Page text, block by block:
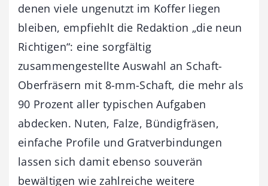
denen viele ungenutzt im Koffer liegen
bleiben, empfiehlt die Redaktion „die neun
Richtigen“: eine sorgfältig
zusammengestellte Auswahl an Schaft-
Oberfräsern mit 8-mm-Schaft, die mehr als
90 Prozent aller typischen Aufgaben
abdecken. Nuten, Falze, Bündigfräsen,
einfache Profile und Gratverbindungen
lassen sich damit ebenso souverän
bewältigen wie zahlreiche weitere